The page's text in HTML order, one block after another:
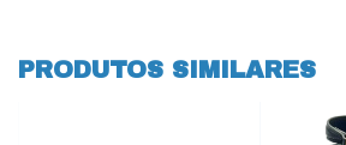
PRODUTOS SIMILARES